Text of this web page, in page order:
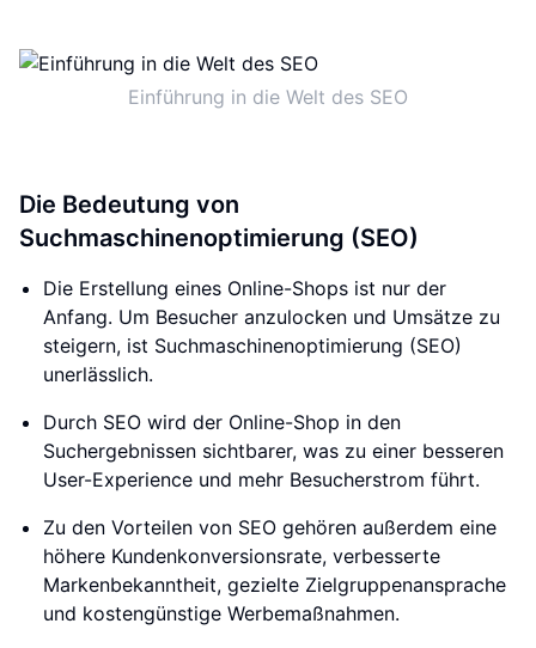
Einführung in die Welt des SEO
Die Bedeutung von
Suchmaschinenoptimierung (SEO)
Die Erstellung eines Online-Shops ist nur der
Anfang. Um Besucher anzulocken und Umsätze zu
steigern, ist Suchmaschinenoptimierung (SEO)
unerlässlich.
Durch SEO wird der Online-Shop in den
Suchergebnissen sichtbarer, was zu einer besseren
User-Experience und mehr Besucherstrom führt.
Zu den Vorteilen von SEO gehören außerdem eine
höhere Kundenkonversionsrate, verbesserte
Markenbekanntheit, gezielte Zielgruppenansprache
und kostengünstige Werbemaßnahmen.